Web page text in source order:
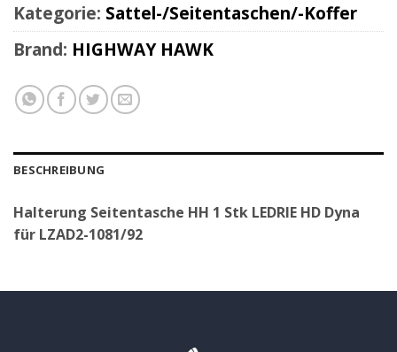
Kategorie: Sattel-/Seitentaschen/-Koffer
Brand: HIGHWAY HAWK
BESCHREIBUNG
Halterung Seitentasche HH 1 Stk LEDRIE HD Dyna
für LZAD2-1081/92